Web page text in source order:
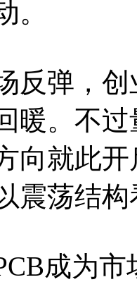
。
弹，创
暖。不
向就此
震荡结构
成为市